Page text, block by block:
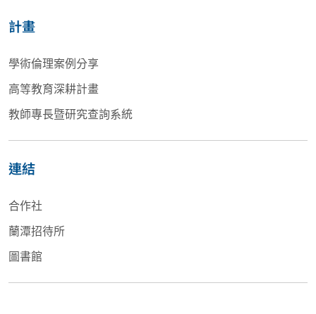
計畫
學術倫理案例分享
高等教育深耕計畫
教師專長暨研究查詢系統
連結
合作社
蘭潭招待所
圖書館